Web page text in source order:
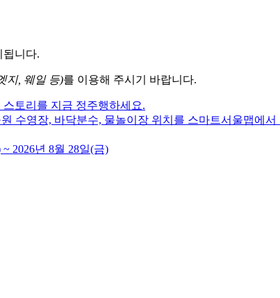
됩니다.
지, 웨일 등)를 이용해 주시기 바랍니다.